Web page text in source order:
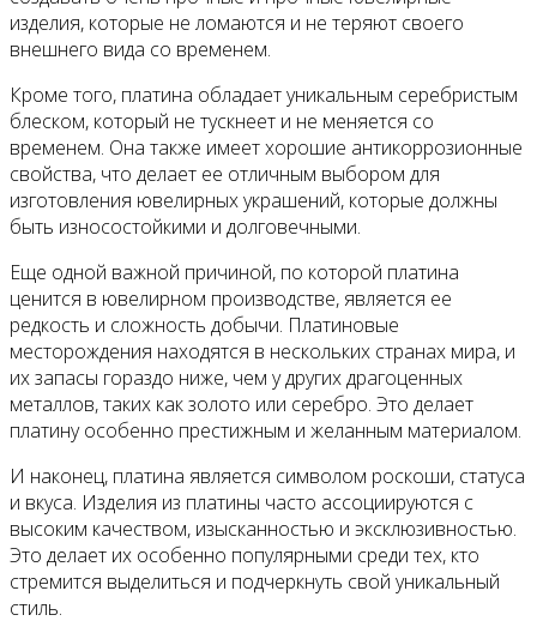
изделия, которые не ломаются и не теряют своего
внешнего вида со временем.
Кроме того, платина обладает уникальным серебристым
блеском, который не тускнеет и не меняется со
временем. Она также имеет хорошие антикоррозионные
свойства, что делает ее отличным выбором для
изготовления ювелирных украшений, которые должны
быть износостойкими и долговечными.
Еще одной важной причиной, по которой платина
ценится в ювелирном производстве, является ее
редкость и сложность добычи. Платиновые
месторождения находятся в нескольких странах мира, и
их запасы гораздо ниже, чем у других драгоценных
металлов, таких как золото или серебро. Это делает
платину особенно престижным и желанным материалом.
И наконец, платина является символом роскоши, статуса
и вкуса. Изделия из платины часто ассоциируются с
высоким качеством, изысканностью и эксклюзивностью.
Это делает их особенно популярными среди тех, кто
стремится выделиться и подчеркнуть свой уникальный
стиль.